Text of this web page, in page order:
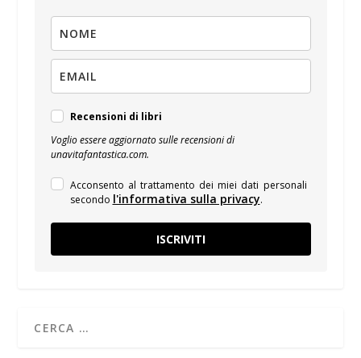
Recensioni di libri
Voglio essere aggiornato sulle recensioni di
unavitafantastica.com.
Acconsento al trattamento dei miei dati personali
secondo l'informativa sulla privacy.
ISCRIVITI